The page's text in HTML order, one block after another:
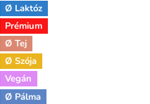
Ø Laktóz
Prémium
Ø Tej
Ø Szója
Vegán
Ø Pálma